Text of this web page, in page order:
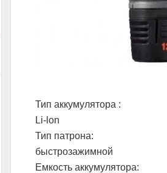
Тип аккумулятора :
Li-lon
Тип патрона:
быстрозажимной
Емкость аккумулятора: